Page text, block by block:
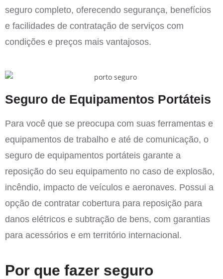
seguro completo, oferecendo segurança, benefícios
e facilidades de contratação de serviços com
condições e preços mais vantajosos.
Seguro de Equipamentos Portáteis
Para você que se preocupa com suas ferramentas e
equipamentos de trabalho e até de comunicação, o
seguro de equipamentos portáteis garante a
reposição do seu equipamento no caso de explosão,
incêndio, impacto de veículos e aeronaves. Possui a
opção de contratar cobertura para reposição para
danos elétricos e subtração de bens, com garantias
para acessórios e em território internacional.
Por que fazer seguro